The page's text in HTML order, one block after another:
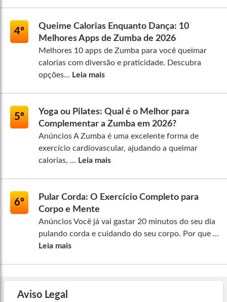
4º
Queime Calorias Enquanto Dança: 10
Melhores Apps de Zumba de 2026
Melhores 10 apps de Zumba para você queimar
calorias com diversão e praticidade. Descubra
opções... Leia mais
5º
Yoga ou Pilates: Qual é o Melhor para
Complementar a Zumba em 2026?
Anúncios A Zumba é uma excelente forma de
exercício cardiovascular, ajudando a queimar
calorias, ... Leia mais
6º
Pular Corda: O Exercício Completo para
Corpo e Mente
Anúncios Você já vai gastar 20 minutos do seu dia
pulando corda e cuidando do seu corpo. Por que ...
Leia mais
Aviso Legal